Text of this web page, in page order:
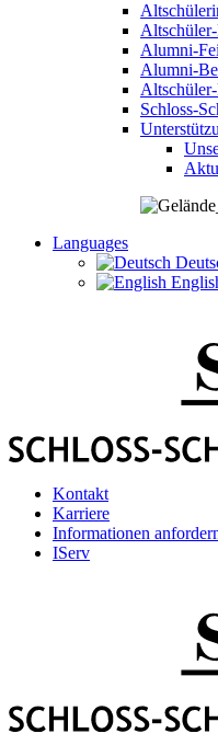
Alumni-
Alumni-
Schloss-
Languages
Kontakt
Karriere
Informationen
IServ